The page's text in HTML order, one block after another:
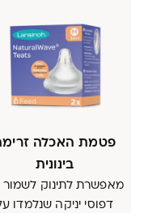
פטמת האכלה
בינונית
מאפשרת לתינוק
דפוסי יניקה שנלמדו